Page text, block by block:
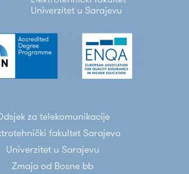
za telekomunikacije
fakultet Sarajevo
Univerzitet u Sarajevu
Zmaja od Bosne bb